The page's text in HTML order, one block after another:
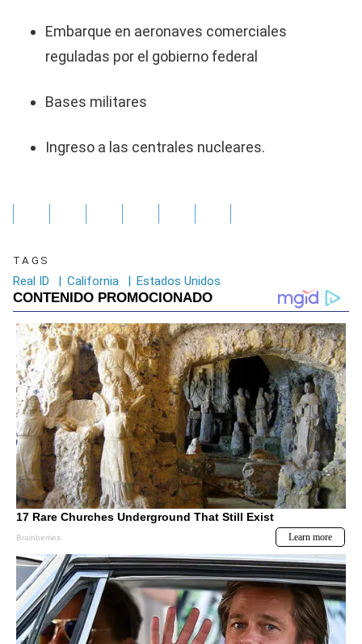
Embarque en aeronaves comerciales
reguladas por el gobierno federal
Bases militares
Ingreso a las centrales nucleares.
TAGS
Real ID | California | Estados Unidos